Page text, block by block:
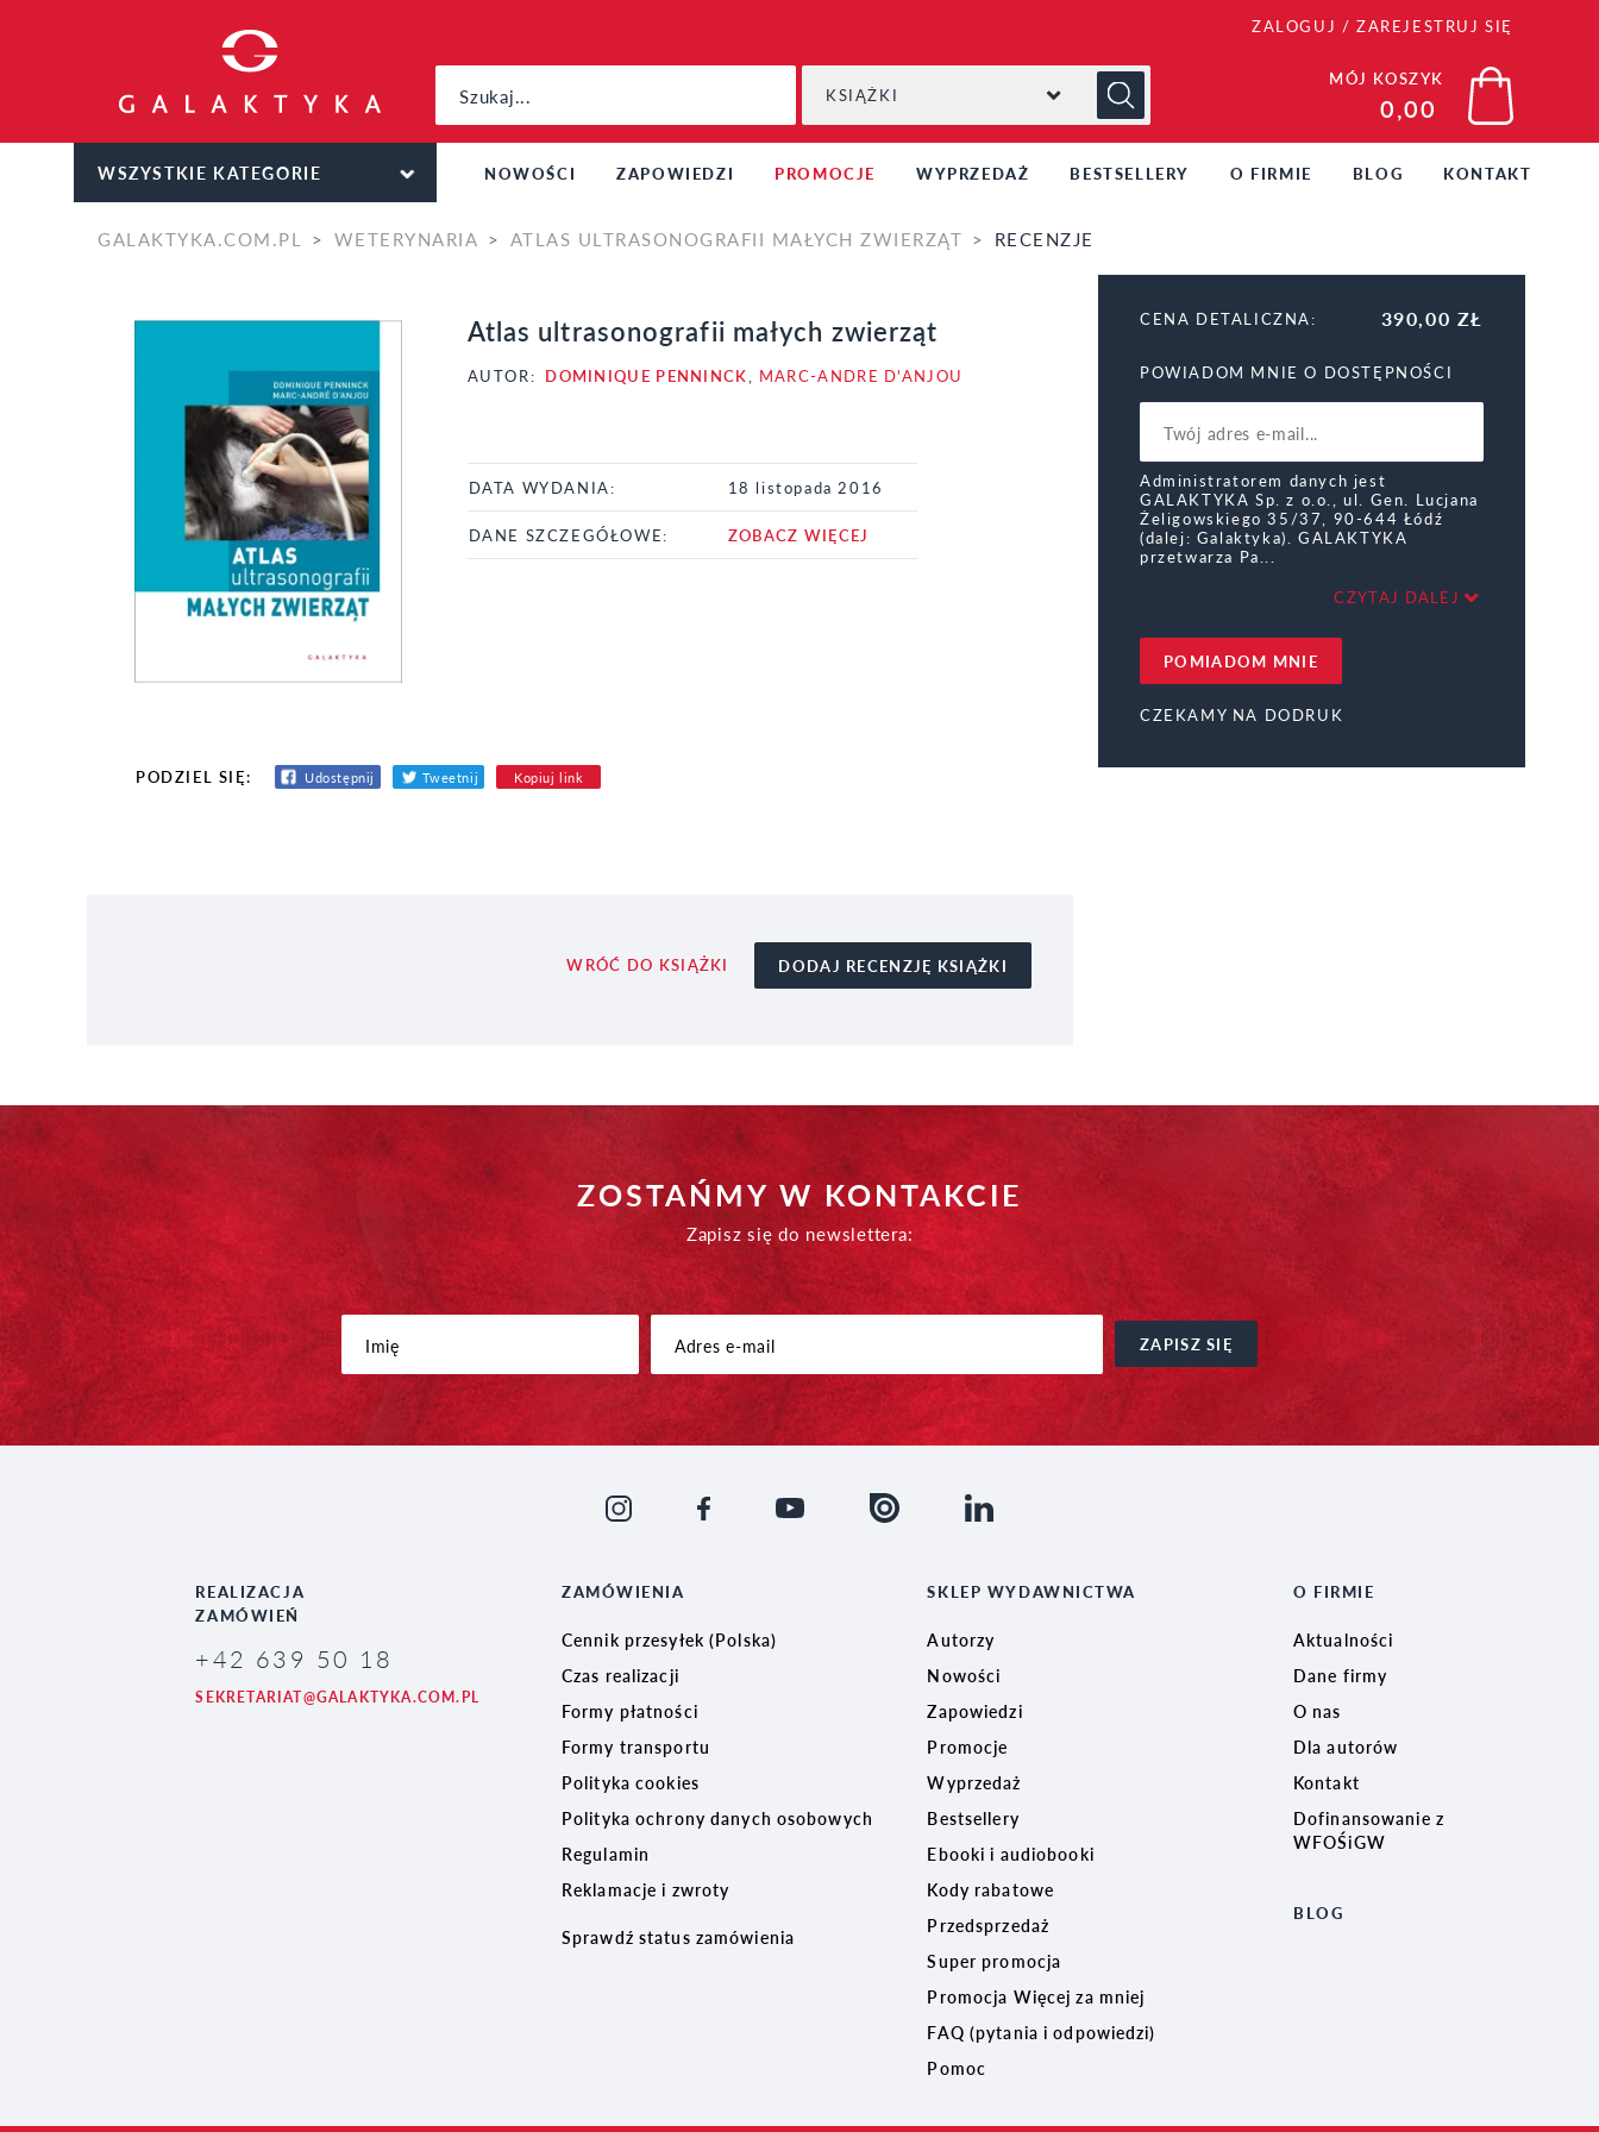
KSIĄŻKI
ZALOGUJ / ZAREJESTRUJ SIĘ
MÓJ KOSZYK
0,00
WSZYSTKIE KATEGORIE NOWOŚCI ZAPOWIEDZI PROMOCJE WYPRZEDAŻ BESTSELLERY O FIRMIE BLOG KONTAKT
GALAKTYKA.COM.PL WETERYNARIA ATLAS ULTRASONOGRAFII MAŁYCH ZWIERZĄT RECENZJE
Atlas ultrasonografii małych zwierząt
AUTOR: DOMINIQUE PENNINCK, MARC-ANDRE D'ANJOU
DATA WYDANIA: 18 listopada 2016
DANE SZCZEGÓŁOWE: ZOBACZ WIĘCEJ
PODZIEL SIĘ: Udostępnij Tweetnij Kopiuj link
WRÓĆ DO KSIĄŻKI DODAJ RECENZJĘ KSIĄŻKI
CENA DETALICZNA: 390,00 ZŁ
POWIADOM MNIE O DOSTĘPNOŚCI
Administratorem danych jest
GALAKTYKA Sp. z o.o., ul. Gen. Lucjana
Żeligowskiego 35/37, 90-644 Łódź
(dalej: Galaktyka). GALAKTYKA
przetwarza Pa
CZYTAJ DALEJ
POMIADOM MNIE
CZEKAMY NA DODRUK
ZOSTAŃMY W KONTAKCIE
Zapisz się do newslettera:
ZAPISZ SIĘ
REALIZACJA
ZAMÓWIEŃ
+42 639 50 18
SEKRETARIAT@GALAKTYKA.COM.PL
ZAMÓWIENIA
Cennik przesyłek (Polska)
Czas realizacji
Formy płatności
Formy transportu
Polityka cookies
Polityka ochrony danych osobowych
Regulamin
Reklamacje i zwroty
Sprawdź status zamówienia
SKLEP WYDAWNICTWA
Autorzy
Nowości
Zapowiedzi
Promocje
Wyprzedaż
Bestsellery
Ebooki i audiobooki
Kody rabatowe
Przedsprzedaż
Super promocja
Promocja Więcej za mniej
FAQ (pytania i odpowiedzi)
Pomoc
O FIRMIE
Aktualności
Dane firmy
O nas
Dla autorów
Kontakt
Dofinansowanie z
WFOŚiGW
BLOG